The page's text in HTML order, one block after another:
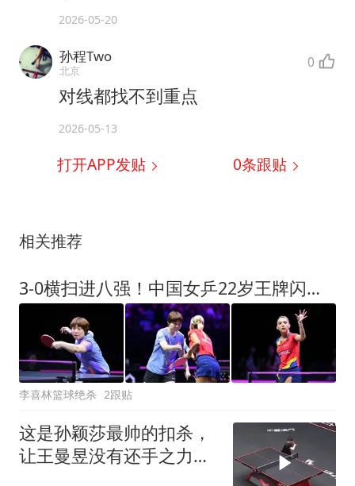
2026-05-20
孙程Two
北京 0
对线都找不到重点
2026-05-13
打开APP发贴 0条跟贴
相关推荐
3-0横扫进八强！中国女乒22岁王牌闪耀：看齐孙颖莎王曼昱当第三巨头？
李喜林篮球绝杀 2跟贴
这是孙颖莎最帅的扣杀，
让王曼昱没有还手之力，